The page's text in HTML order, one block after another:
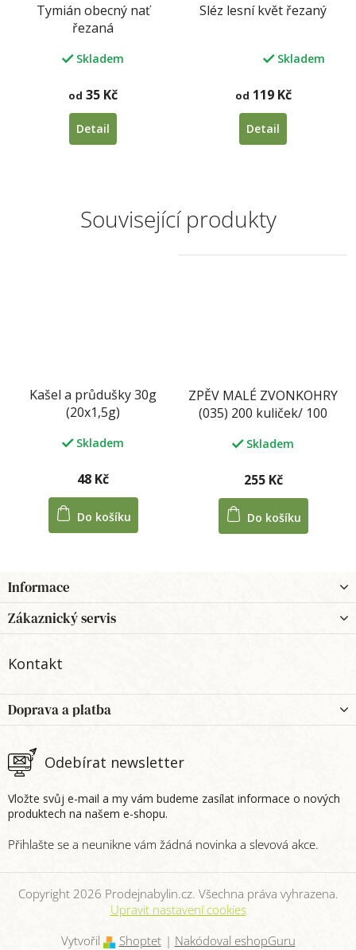
Související produkty
Kašel a průdušky 30g
(20x1,5g)
Skladem
48 Kč
Do košíku
ZPĚV MALÉ ZVONKOHRY
(035) 200 kuliček/ 100
Skladem
255 Kč
Do košíku
Tymián obecný nať
řezaná
Skladem
od 35 Kč
Detail
Sléz lesní květ řezaný
Skladem
od 119 Kč
Detail
á
p
a
Informace
Zákaznický servis
Kontakt
Odebírat newsletter
Vložte svůj e-mail a my vám budeme zasílat informace o nových
produktech na našem e-shopu.
Doprava a platba
Vytvořil Shoptet | Nakódoval eshopGuru
Copyright 2026 Prodejnabylin.cz. Všechna práva vyhrazena.
Upravit nastavení cookies